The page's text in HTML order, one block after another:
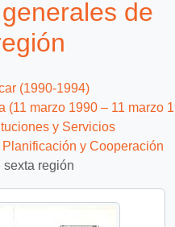
de
(1990-1994)
(11 marzo 1990 – 11 marzo
y Servicios
Planificación y Cooperación
región